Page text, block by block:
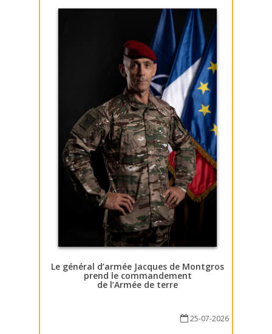
Le général d’armée Jacques de Montgros
prend le commandement
de l’Armée de terre
25-07-2026